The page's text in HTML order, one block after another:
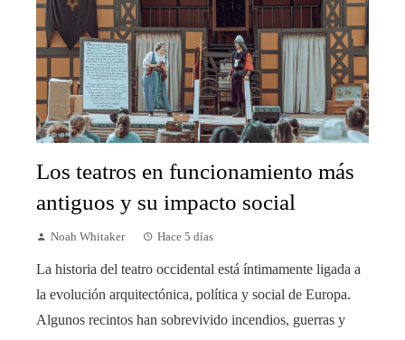
Los teatros en funcionamiento más
antiguos y su impacto social
Noah Whitaker Hace 5 días
La historia del teatro occidental está íntimamente ligada a
la evolución arquitectónica, política y social de Europa.
Algunos recintos han sobrevivido incendios, guerras y